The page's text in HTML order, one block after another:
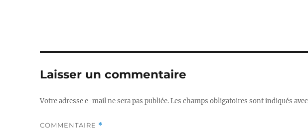
Laisser un commentaire
Votre adresse e-mail ne sera pas publiée.Les champs obligatoires sont indiqués avec
COMMENTAIRE *